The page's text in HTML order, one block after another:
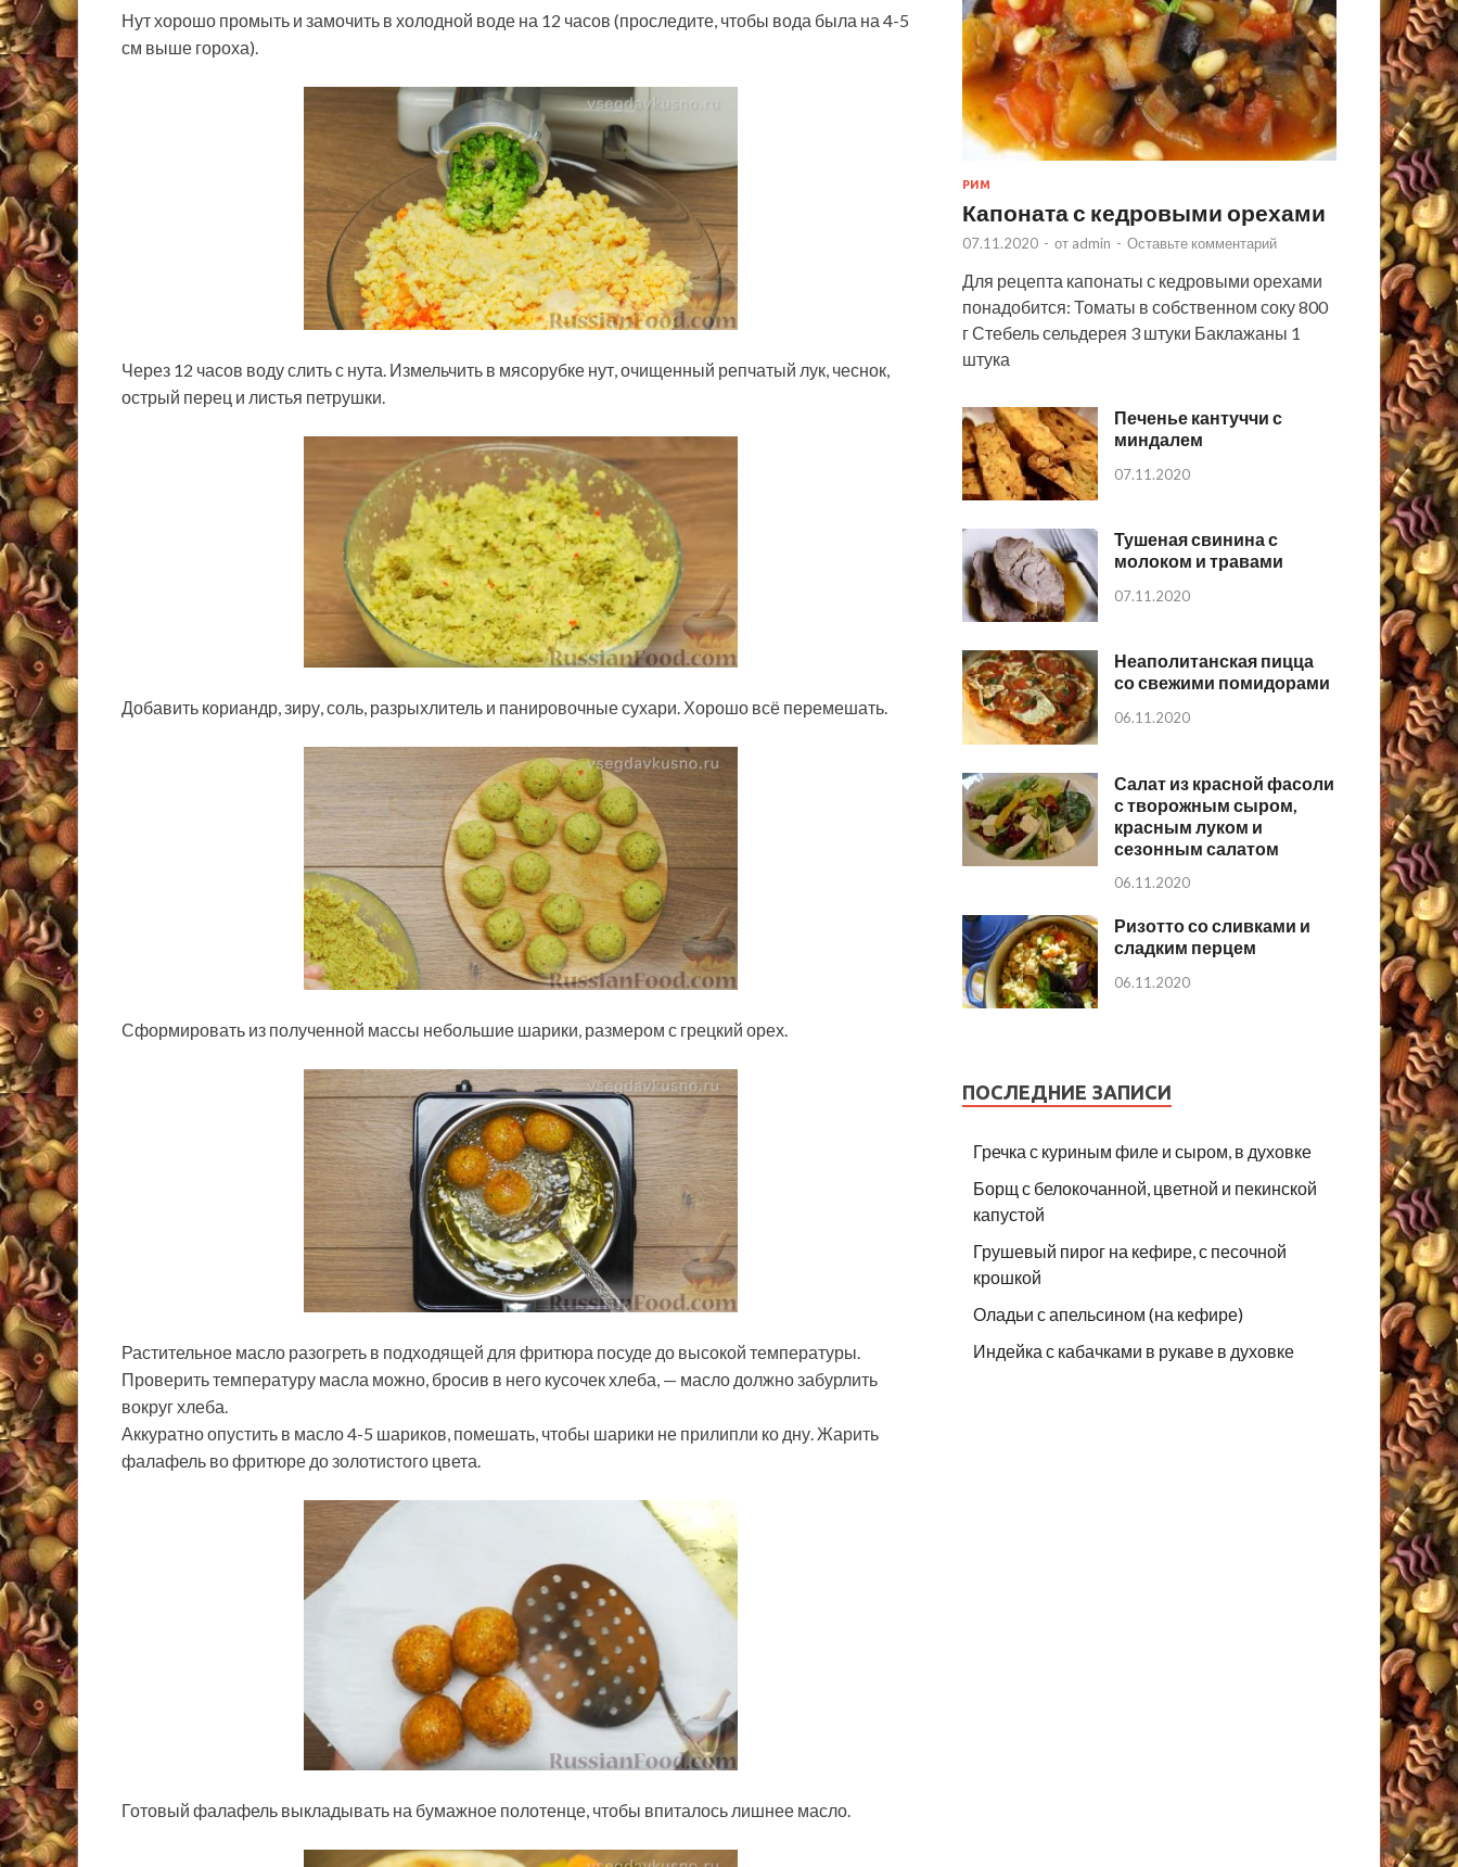
Нут хорошо промыть и замочить в холодной воде на 12 часов (проследите, чтобы вода была на 4-5
см выше гороха).
Через 12 часов воду слить с нута. Измельчить в мясорубке нут, очищенный репчатый лук, чеснок,
острый перец и листья петрушки.
Добавить кориандр, зиру, соль, разрыхлитель и панировочные сухари. Хорошо всё перемешать.
Сформировать из полученной массы небольшие шарики, размером с грецкий орех.
Растительное масло разогреть в подходящей для фритюра посуде до высокой температуры.
Проверить температуру масла можно, бросив в него кусочек хлеба, — масло должно забурлить
вокруг хлеба.
Аккуратно опустить в масло 4-5 шариков, помешать, чтобы шарики не прилипли ко дну. Жарить
фалафель во фритюре до золотистого цвета.
Готовый фалафель выкладывать на бумажное полотенце, чтобы впиталось лишнее масло.
РИМ
Капоната с кедровыми орехами
07.11.2020 - от admin - Оставьте комментарий
Для рецепта капонаты с кедровыми орехами
понадобится: Томаты в собственном соку 800
г Стебель сельдерея 3 штуки Баклажаны 1
штука
Печенье кантуччи с
миндалем
07.11.2020
Тушеная свинина с
молоком и травами
07.11.2020
Неаполитанская пицца
со свежими помидорами
06.11.2020
Салат из красной фасоли
с творожным сыром,
красным луком и
сезонным салатом
06.11.2020
Ризотто со сливками и
сладким перцем
06.11.2020
ПОСЛЕДНИЕ ЗАПИСИ
Гречка с куриным филе и сыром, в духовке
Борщ с белокочанной, цветной и пекинской
капустой
Грушевый пирог на кефире, с песочной
крошкой
Оладьи с апельсином (на кефире)
Индейка с кабачками в рукаве в духовке